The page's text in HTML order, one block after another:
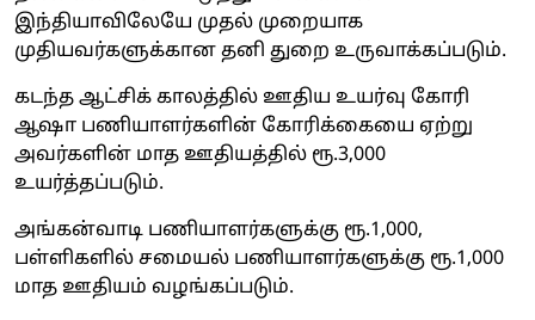
இந்தியாவிலேயே முதல் முறையாக
முதியவர்களுக்கான தனி துறை உருவாக்கப்படும்.
கடந்த ஆட்சிக் காலத்தில் ஊதிய உயர்வு கோரி
ஆஷா பணியாளர்களின் கோரிக்கையை ஏற்று
அவர்களின் மாத ஊதியத்தில் ரூ.3,000
உயர்த்தப்படும்.
அங்கன்வாடி பணியாளர்களுக்கு ரூ.1,000,
பள்ளிகளில் சமையல் பணியாளர்களுக்கு ரூ.1,000
மாத ஊதியம் வழங்கப்படும்.